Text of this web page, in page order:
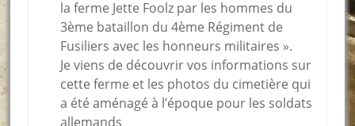
la ferme Jette Foolz par les hommes du
3ème bataillon du 4ème Régiment de
Fusiliers avec les honneurs militaires ».
Je viens de découvrir vos informations sur
cette ferme et les photos du cimetière qui
a été aménagé à l’époque pour les soldats
allemands